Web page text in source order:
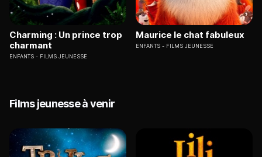
Charming : Un prince trop
charmant
ENFANTS FILMS JEUNESSE
Maurice le chat fabuleux
ENFANTS FILMS JEUNESSE
Films jeunesse à venir